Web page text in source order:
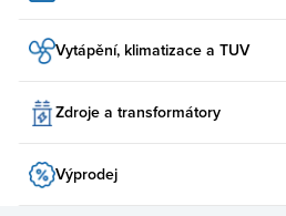
Vytápění, klimatizace a TUV
Zdroje a transformátory
Výprodej